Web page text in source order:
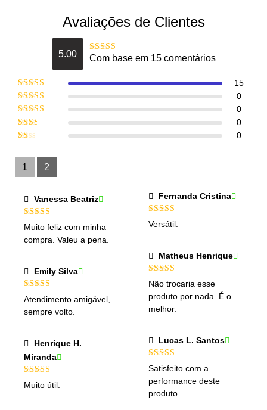
Avaliações de Clientes
5.00 Avaliação5
Com base em 15 comentários
Avaliação
15
Avaliação
0
Avaliação
0
Avaliação
0
1
de
5
0
1 2
Vanessa Beatriz
Avaliação
de 5
Muito feliz com minha
compra. Valeu a pena.
Emily Silva
Avaliação 5
de 5
Atendimento amigável,
sempre volto.
Miranda
Avaliação
de 5
Muito útil.
Fernanda Cristina
Avaliação
de 5
Versátil.
Matheus Henrique
Avaliação5
de 5
Não trocaria esse
produto por nada. É o
melhor.
Lucas L. Santos
Avaliação
de 5
Satisfeito com a
performance deste
produto.